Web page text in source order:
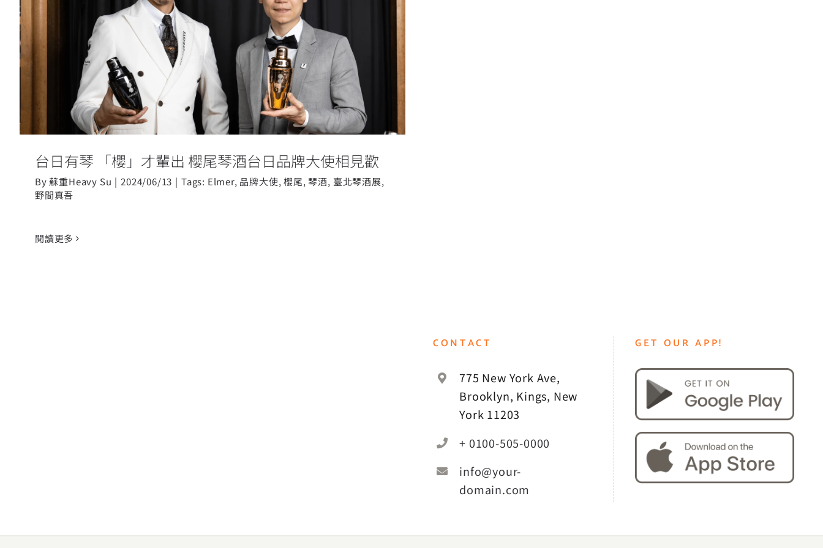
台日有琴 「櫻」才輩出 櫻尾琴酒台日品牌大使相見
歡
台日有琴 「櫻」才輩出 櫻尾琴酒台日品牌大使相見歡
By蘇重Heavy Su | 2024/06/13 | Tags: Elmer, 品牌大使,櫻尾,琴酒, 臺北琴酒展,
野間真吾
閱讀更多
CONTACT
775 New York Ave,
Brooklyn, Kings, New
York 11203
+ 0100-505-0000
info@your-
domain.com
GET OUR APP!